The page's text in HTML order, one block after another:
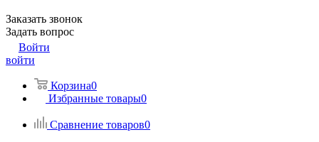
Заказать звонок
Задать вопрос
Войти
войти
Корзина0
Избранные товары0
Сравнение товаров0